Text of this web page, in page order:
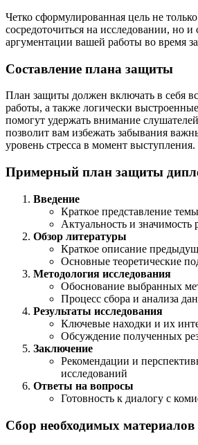
Четко сформулированная цель не
сосредоточиться на исследовании, но
аргументации вашей работы во время
Составление плана защиты
План защиты должен включать в себя
работы, а также логически
помогут удержать внимание
позволит вам избежать забывания
уровень стресса в момент выступления.
Примерный план защиты
Введение
Краткое представление
Актуальность и значимость
Обзор литературы
Краткое описание
Основные теоретические
Методология исследования
Обоснование выбранных
Процесс сбора и анализа
Результаты исследования
Ключевые находки и их
Обсуждение полученных
Заключение
Рекомендации и
исследований
Ответы на вопросы
Готовность к диалогу с
Сбор необходимых материалов